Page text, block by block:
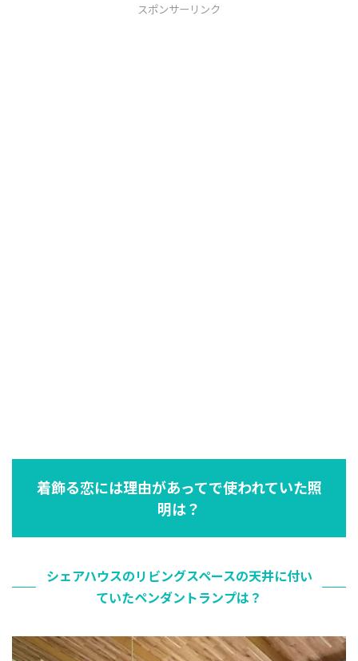
スポンサーリンク
着飾る恋には理由があってで使われていた照
明は？
シェアハウスのリビングスペースの天井に付い
ていたペンダントランプは？